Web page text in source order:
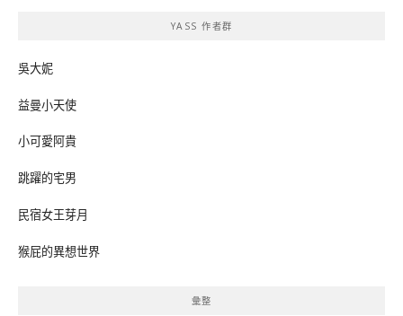
YASS 作者群
吳大妮
益曼小天使
小可愛阿貴
跳躍的宅男
民宿女王芽月
猴屁的異想世界
彙整